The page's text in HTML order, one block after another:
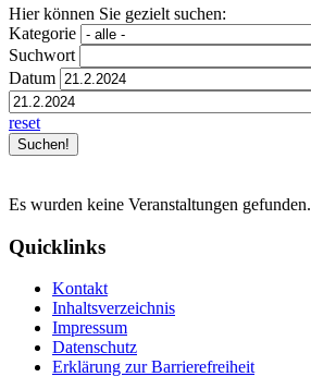
Hier können Sie gezielt suchen:
Kategorie
Suchwort
Datum
reset
Es wurden keine Veranstaltungen gefunden.
Quicklinks
Kontakt
Inhaltsverzeichnis
Impressum
Datenschutz
Erklärung zur Barrierefreiheit